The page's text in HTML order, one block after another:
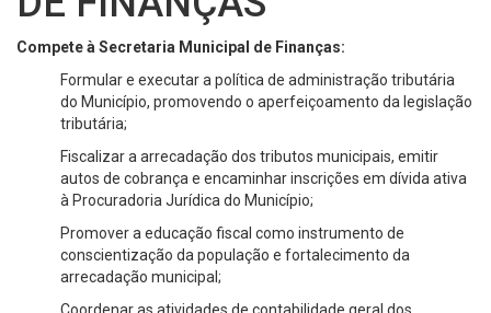
Compete à Secretaria Municipal de Finanças:
Formular e executar a política de administração tributária
do Município, promovendo o aperfeiçoamento da legislação
tributária;
Fiscalizar a arrecadação dos tributos municipais, emitir
autos de cobrança e encaminhar inscrições em dívida ativa
à Procuradoria Jurídica do Município;
Promover a educação fiscal como instrumento de
conscientização da população e fortalecimento da
arrecadação municipal;
Coordenar as atividades de contabilidade geral dos